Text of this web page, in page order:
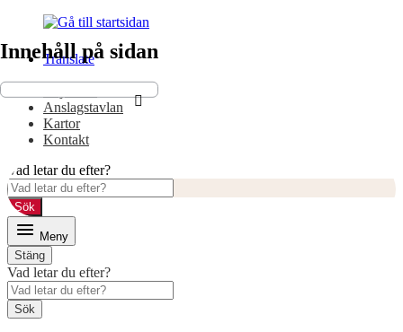
innehåll
huvudmeny
Translate
Anslagstavlan
Kartor
Kontakt
Vad letar du efter?
Sök
Meny
Stäng
Vad letar du efter?
Sök
Innehåll på sidan